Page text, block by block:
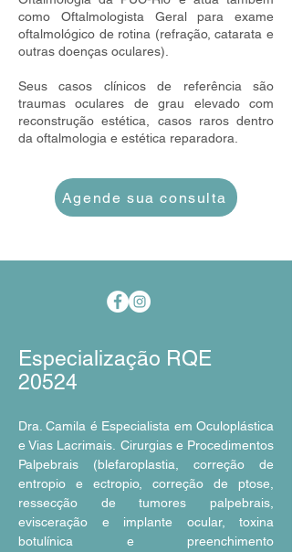
como Oftalmologista Geral para exame
oftalmológico de rotina (refração, catarata e
outras doenças oculares).
Seus casos clínicos de referência são
traumas oculares de grau elevado com
reconstrução estética, casos raros dentro
da oftalmologia e estética reparadora.
Agende sua consulta
Especialização RQE
20524
Dra. Camila é Especialista em Oculoplástica
e Vias Lacrimais. Cirurgias e Procedimentos
Palpebrais (blefaroplastia, correção de
entropio e ectropio, correção de ptose,
ressecção de tumores palpebrais,
evisceração e implante ocular, toxina
botulínica e preenchimento